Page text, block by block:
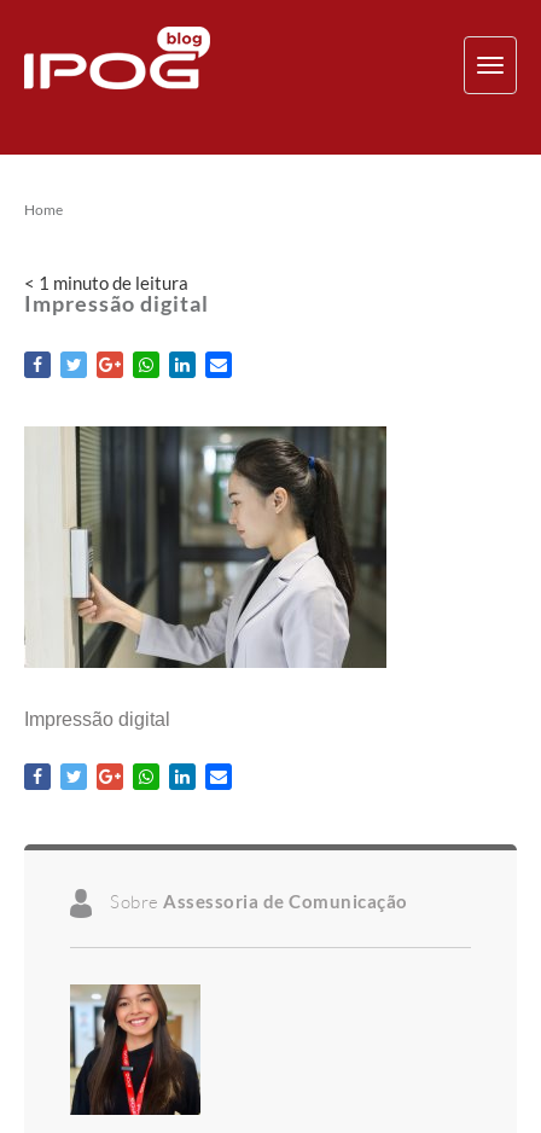
Home
< 1 minutode leitura
Impressão digital
Impressão digital
Sobre Assessoria de Comunicação